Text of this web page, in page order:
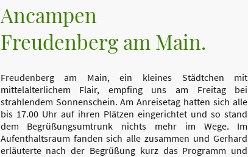
Ancampen
Freudenberg am Main.
Freudenberg am Main, ein kleines Städtchen mit
mittelalterlichem Flair, empfing uns am Freitag bei
strahlendem Sonnenschein. Am Anreisetag hatten sich alle
bis 17.00 Uhr auf ihren Plätzen eingerichtet und so stand
dem Begrüßungsumtrunk nichts mehr im Wege. Im
Aufenthaltsraum fanden sich alle zusammen und Gerhard
erläuterte nach der Begrüßung kurz das Programm und